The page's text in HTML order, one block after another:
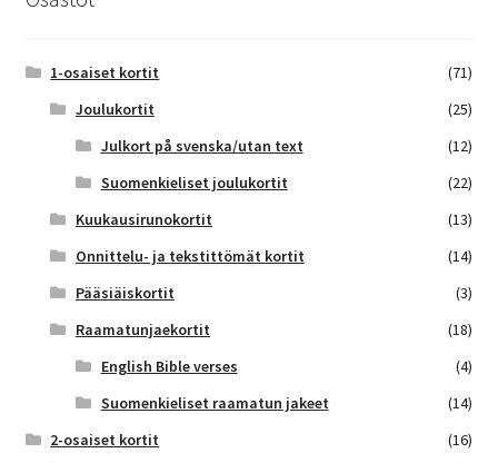
1-osaiset kortit
(71)
Joulukortit
(25)
Julkort på svenska/utan text
(12)
Suomenkieliset joulukortit
(22)
Kuukausirunokortit
(13)
Onnittelu- ja tekstittömät kortit
(14)
Pääsiäiskortit
(3)
Raamatunjaekortit
(18)
English Bible verses
(4)
Suomenkieliset raamatun jakeet
(14)
2-osaiset kortit
(16)